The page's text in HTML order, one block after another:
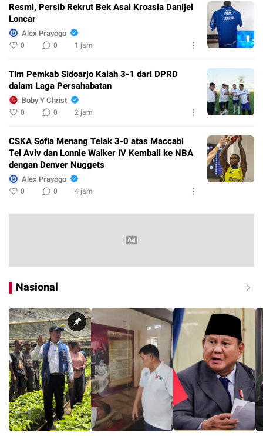
Resmi, Persib Rekrut Bek Asal Kroasia Danijel
Loncar
Alex Prayogo
0 0 1 jam
Tim Pemkab Sidoarjo Kalah 3-1 dari DPRD
dalam Laga Persahabatan
Boby Y Christ
0 0 2 jam
CSKA Sofia Menang Telak 3-0 atas Maccabi
Tel Aviv dan Lonnie Walker IV Kembali ke NBA
dengan Denver Nuggets
Alex Prayogo
0 0 4 jam
Nasional